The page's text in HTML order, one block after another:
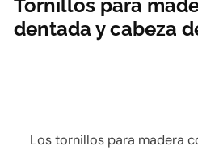
Tornillos para
dentada y cabeza
Los tornillos para madera